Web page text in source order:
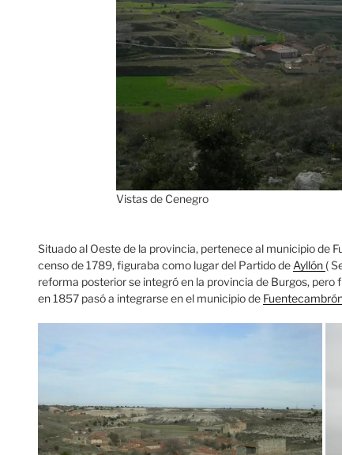
Vistas de Cenegro
Situado al Oeste de la provincia, pertenece al municipio de
censo de 1789, figuraba como lugar del Partido de Ayllón (
reforma posterior se integró en la provincia de Burgos, pero
en 1857 pasó a integrarse en el municipio de